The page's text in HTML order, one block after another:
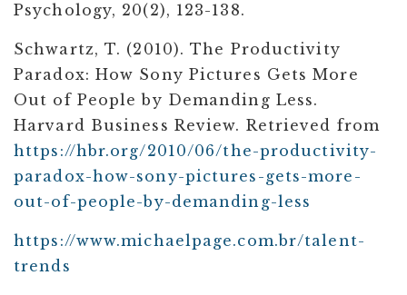
Psychology, 20(2), 123-138.
Schwartz, T. (2010). The Productivity
Paradox: How Sony Pictures Gets More
Out of People by Demanding Less.
Harvard Business Review. Retrieved from
https://hbr.org/2010/06/the-productivity-
paradox-how-sony-pictures-gets-more-
out-of-people-by-demanding-less
https://www.michaelpage.com.br/talent-
trends